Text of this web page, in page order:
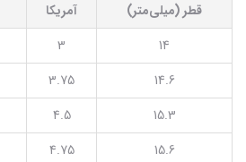
قطر (میلی‌متر) آمریکا
14
3
14.6
3.75
15.3
4.5
15.6
4.75